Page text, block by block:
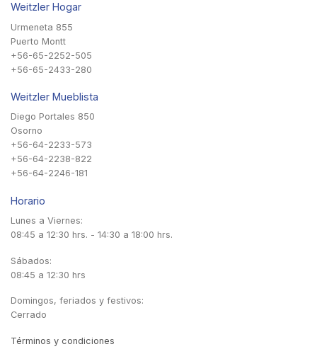
Weitzler Hogar
Urmeneta 855
Puerto Montt
+56-65-2252-505
+56-65-2433-280
Weitzler Mueblista
Diego Portales 850
Osorno
+56-64-2233-573
+56-64-2238-822
+56-64-2246-181
Horario
Lunes a Viernes:
08:45 a 12:30 hrs. - 14:30 a 18:00 hrs.
Sábados:
08:45 a 12:30 hrs
Domingos, feriados y festivos:
Cerrado
Términos y condiciones